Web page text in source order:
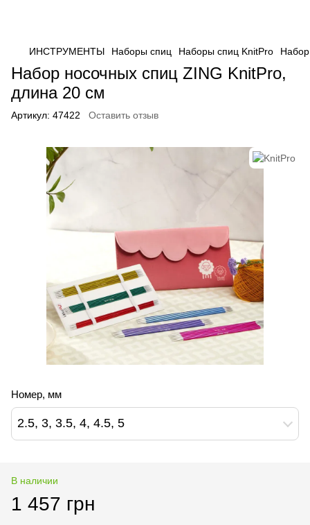
ИНСТРУМЕНТЫ Наборы спиц Наборы спиц KnitPro
Набор носочных спиц ZING KnitPro,
длина 20 см
Артикул: 47422 Оставить отзыв
Номер, мм
2.5, 3, 3.5, 4, 4.5, 5
В наличии
1 457 грн